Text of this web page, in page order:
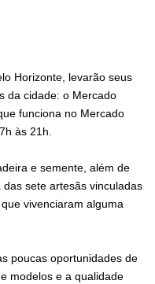
Horizonte, levarão seus
da cidade: o Mercado
funciona no Mercado
às 21h.
e semente, além de
sete artesãs vinculadas
vivenciaram alguma
poucas oportunidades de
modelos e a qualidade